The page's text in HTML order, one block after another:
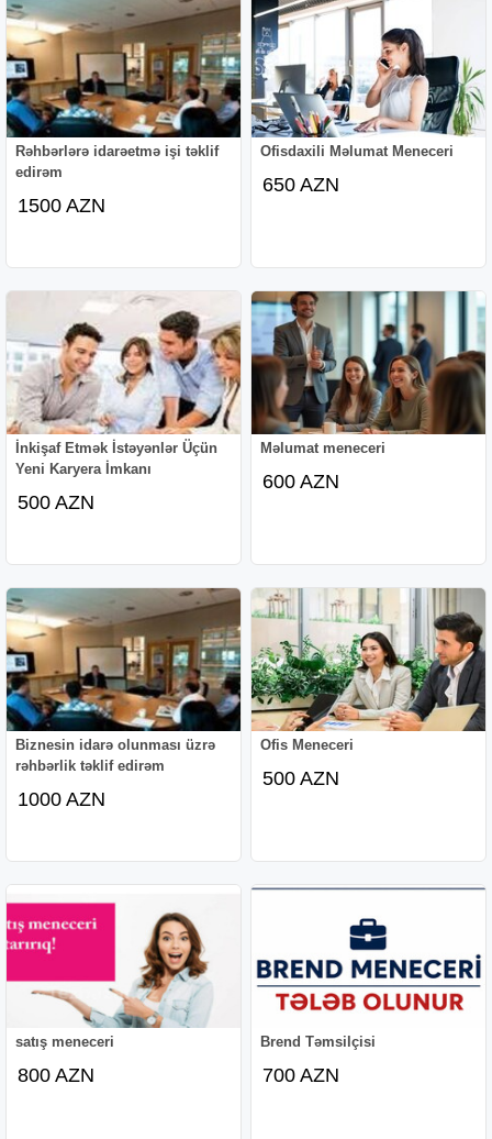
Rəhbərlərə idarəetmə işi təklif
edirəm
1500 AZN
Ofisdaxili Məlumat Meneceri
650 AZN
İnkişaf Etmək İstəyənlər Üçün
Yeni Karyera İmkanı
500 AZN
Məlumat meneceri
600 AZN
Biznesin idarə olunması üzrə
rəhbərlik təklif edirəm
1000 AZN
Ofis Meneceri
500 AZN
satış meneceri
800 AZN
Brend Təmsilçisi
700 AZN